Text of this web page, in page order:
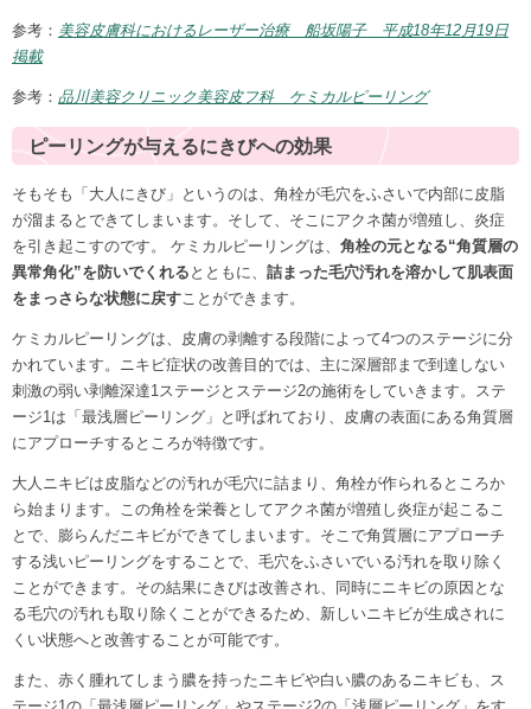
参考： 美容皮膚科におけるレーザー治療 船坂陽子 平成18年12月19日
掲載
参考： 品川美容クリニック美容皮フ科 ケミカルピーリング
ピーリングが与えるにきびへの効果
そもそも「大人にきび」というのは、角栓が毛穴をふさいで内部に皮脂
が溜まるとできてしまいます。そして、そこにアクネ菌が増殖し、炎症
を引き起こすのです。 ケミカルピーリングは、 角栓の元となる“角質層の
異常角化”を防いでくれる とともに、 詰まった毛穴汚れを溶かして肌表面
をまっさらな状態に戻す ことができます。
ケミカルピーリングは、皮膚の剥離する段階によって4つのステージに分
かれています。ニキビ症状の改善目的では、主に深層部まで到達しない
刺激の弱い剥離深達1ステージとステージ2の施術をしていきます。ステ
ージ1は「最浅層ピーリング」と呼ばれており、皮膚の表面にある角質層
にアプローチするところが特徴です。
大人ニキビは皮脂などの汚れが毛穴に詰まり、角栓が作られるところか
ら始まります。この角栓を栄養としてアクネ菌が増殖し炎症が起こるこ
とで、膨らんだニキビができてしまいます。そこで角質層にアプローチ
する浅いピーリングをすることで、毛穴をふさいでいる汚れを取り除く
ことができます。その結果にきびは改善され、同時にニキビの原因とな
る毛穴の汚れも取り除くことができるため、新しいニキビが生成されに
くい状態へと改善することが可能です。
また、赤く腫れてしまう膿を持ったニキビや白い膿のあるニキビも、ス